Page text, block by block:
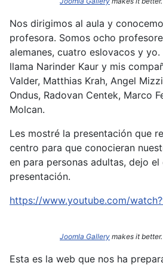
Nos dirigimos al aula y
profesora. Somos ocho
alemanes, cuatro eslovacos y
llama Narinder Kaur y mis
Valder, Matthias Krah, Angel
Ondus, Radovan Centek, Marco
Molcan.
Les mostré la presentación que
centro para que conocieran
en para personas adultas, dejo el
presentación.
https://www.youtube.com/
Joomla Gallery makes it
Esta es la web que nos ha